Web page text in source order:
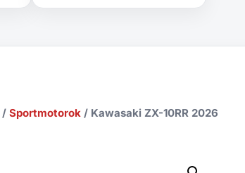
/Sportmotorok / Kawasaki ZX-10RR 2026